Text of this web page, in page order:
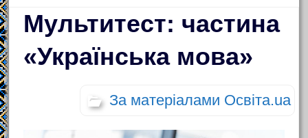
Мультитест: частина
«Українська мова»
За матеріалами Освіта.ua